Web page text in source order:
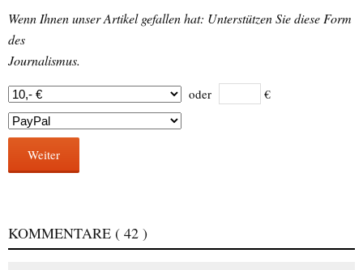
Wenn Ihnen unser Artikel gefallen hat: Unterstützen Sie diese Form
des
Journalismus.
oder €
Weiter
KOMMENTARE ( 42 )